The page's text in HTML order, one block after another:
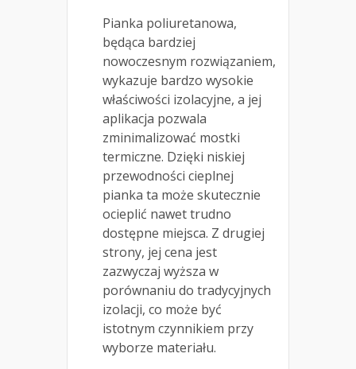
Pianka poliuretanowa,
będąca bardziej
nowoczesnym rozwiązaniem,
wykazuje bardzo wysokie
właściwości izolacyjne, a jej
aplikacja pozwala
zminimalizować mostki
termiczne. Dzięki niskiej
przewodności cieplnej
pianka ta może skutecznie
ocieplić nawet trudno
dostępne miejsca. Z drugiej
strony, jej cena jest
zazwyczaj wyższa w
porównaniu do tradycyjnych
izolacji, co może być
istotnym czynnikiem przy
wyborze materiału.